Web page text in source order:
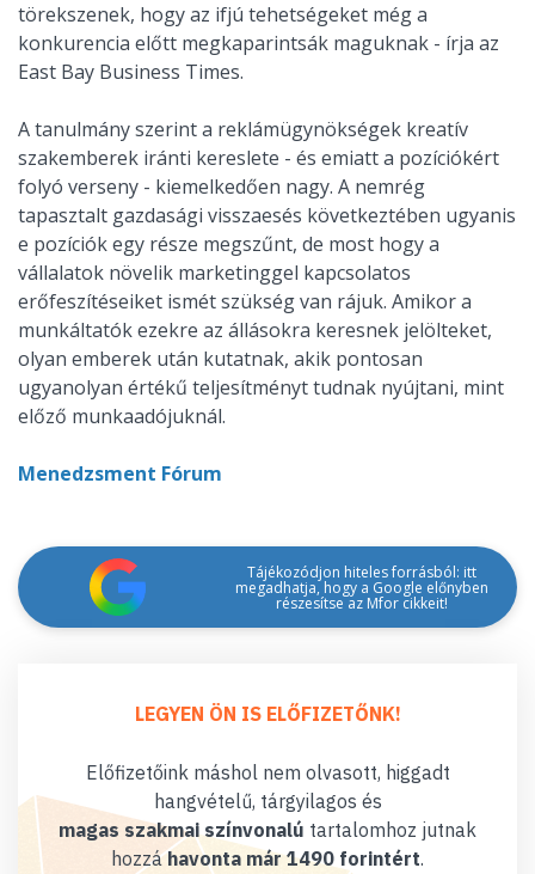
törekszenek, hogy az ifjú tehetségeket még a
konkurencia előtt megkaparintsák maguknak - írja az
East Bay Business Times.
A tanulmány szerint a reklámügynökségek kreatív
szakemberek iránti kereslete - és emiatt a pozíciókért
folyó verseny - kiemelkedően nagy. A nemrég
tapasztalt gazdasági visszaesés következtében ugyanis
e pozíciók egy része megszűnt, de most hogy a
vállalatok növelik marketinggel kapcsolatos
erőfeszítéseiket ismét szükség van rájuk. Amikor a
munkáltatók ezekre az állásokra keresnek jelölteket,
olyan emberek után kutatnak, akik pontosan
ugyanolyan értékű teljesítményt tudnak nyújtani, mint
előző munkaadójuknál.
Menedzsment Fórum
Tájékozódjon hiteles forrásból: itt
megadhatja, hogy a Google előnyben
részesítse az Mfor cikkeit!
LEGYEN ÖN IS ELŐFIZETŐNK!
Előfizetőink máshol nem olvasott, higgadt
hangvételű, tárgyilagos és
magas szakmai színvonalú tartalomhoz jutnak
hozzáhavonta már 1490 forintért.